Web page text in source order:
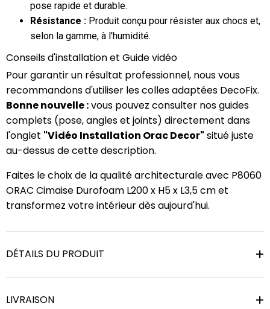
pose rapide et durable.
Résistance : Produit conçu pour résister aux chocs et,
selon la gamme, à l'humidité.
Conseils d'installation et Guide vidéo
Pour garantir un résultat professionnel, nous vous
recommandons d'utiliser les colles adaptées DecoFix.
Bonne nouvelle :vous pouvez consulter nos guides
complets (pose, angles et joints) directement dans
l'onglet "Vidéo Installation Orac Decor" situé juste
au-dessus de cette description.
Faites le choix de la qualité architecturale avec P8060
ORAC Cimaise Durofoam L200 x H5 x L3,5 cm et
transformez votre intérieur dès aujourd'hui.
DÉTAILS DU PRODUIT
LIVRAISON